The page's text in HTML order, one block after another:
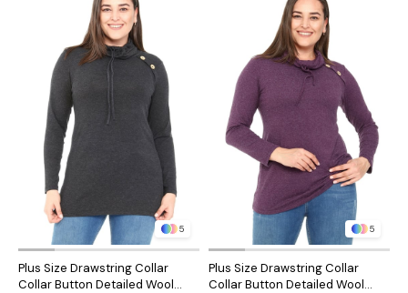
5
Plus Size Drawstring Collar
Collar Button Detailed Wool
5
Plus Size Drawstring Collar
Collar Button Detailed Wool